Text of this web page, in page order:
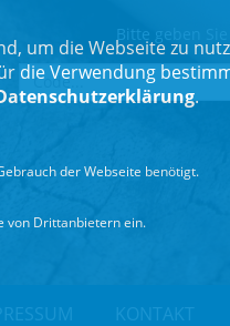
Bitte geben Sie
KONTAKT
um die Webseite zu
die Verwendung
.
der Webseite benötigt.
von Drittanbietern ein.